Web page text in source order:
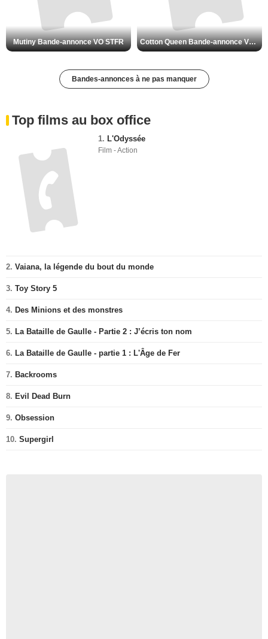
Mutiny Bande-annonce VO STFR Cotton Queen Bande-annonce VO STFR
Bandes-annonces à ne pas manquer
Top films au box office
1. L'Odyssée
Film - Action
2. Vaiana, la légende du bout du monde
3. Toy Story 5
4. Des Minions et des monstres
5. La Bataille de Gaulle - Partie 2 : J’écris ton nom
6. La Bataille de Gaulle - partie 1 : L'Âge de Fer
7. Backrooms
8. Evil Dead Burn
9. Obsession
10. Supergirl